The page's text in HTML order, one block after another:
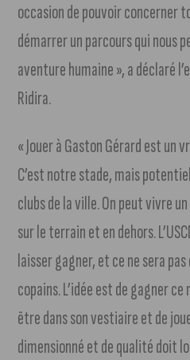
occasion de pouvoir concerner
démarrer un parcours qui nous
aventure humaine », a déclaré
Ridira.
« Jouer à Gaston Gérard est un
C’est notre stade, mais
clubs de la ville. On peut vivre
sur le terrain et en dehors.
laisser gagner, et ce ne sera
copains. L’idée est de gagner
être dans son vestiaire et de
dimensionné et de qualité doit